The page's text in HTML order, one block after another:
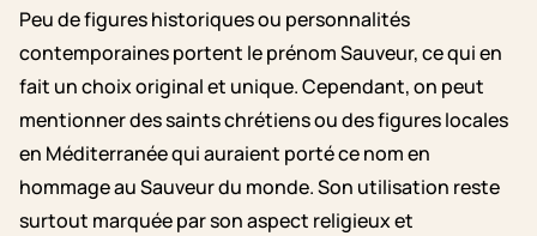
Peu de figures historiques ou personnalités
contemporaines portent le prénom Sauveur, ce qui en
fait un choix original et unique. Cependant, on peut
mentionner des saints chrétiens ou des figures locales
en Méditerranée qui auraient porté ce nom en
hommage au Sauveur du monde. Son utilisation reste
surtout marquée par son aspect religieux et